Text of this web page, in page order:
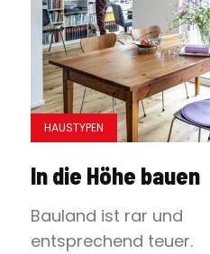
HAUSTYPEN
In die Höhe bauen
Bauland ist rar und
entsprechend teuer.